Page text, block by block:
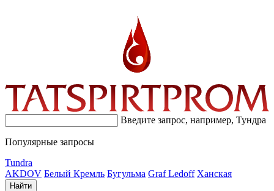
Введите запрос, например, Тундра
Популярные запросы
Tundra
AKDOV Белый Кремль Бугульма Graf Ledoff Ханская
Найти